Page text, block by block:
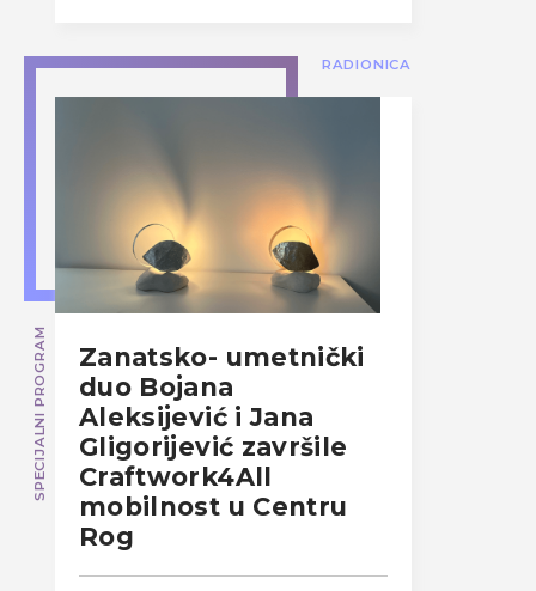
RADIONICA
SPECIJALNI PROGRAM
Zanatsko- umetnički
duo Bojana
Aleksijević i Jana
Gligorijević završile
Craftwork4All
mobilnost u Centru
Rog